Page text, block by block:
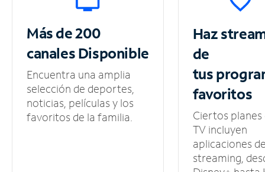
Más de 200
canalesDisponible
Encuentra una amplia
selección de deportes,
noticias, películas y los
favoritos de la familia.
Haz
de
tus
favoritos
Ciertos planes
TV incluyen
aplicaciones
streaming,